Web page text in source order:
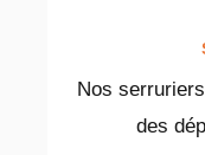
Nos
des